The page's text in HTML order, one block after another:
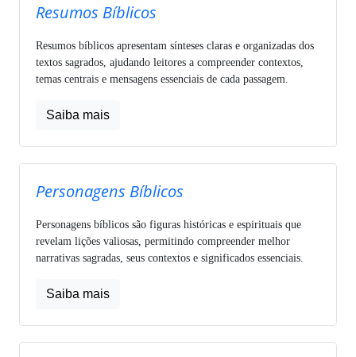
Resumos Bíblicos
Resumos bíblicos apresentam sínteses claras e organizadas dos
textos sagrados, ajudando leitores a compreender contextos,
temas centrais e mensagens essenciais de cada passagem.
Saiba mais
Personagens Bíblicos
Personagens bíblicos são figuras históricas e espirituais que
revelam lições valiosas, permitindo compreender melhor
narrativas sagradas, seus contextos e significados essenciais.
Saiba mais